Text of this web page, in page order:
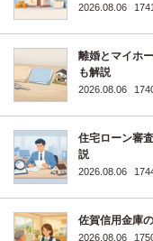
2026.08.06
離婚とマイホ
も解説
2026.08.06
住宅ローン審
説
2026.08.06
佐賀信用金庫
2026.08.06